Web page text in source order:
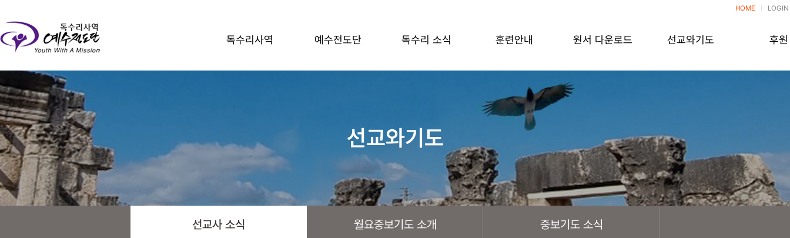
HOME LOGIN
독수리사역 예수전도단 독수리 소식 훈련안내 원서 다운로드 선교와기도 후원
선교와기도
선교사 소식 월요중보기도 소개 중보기도 소식